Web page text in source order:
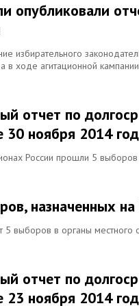
опубликовали
избирательного
в ходе агитационной
отчет по
30 ноября 2014
России прошли 5
назначенных
5 выборов в органы местного
отчет по
23 ноября 2014